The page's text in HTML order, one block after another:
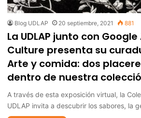
Blog UDLAP 20 septiembre, 2021 881
La UDLAP junto con
Culture presenta su
Arte y comida: dos
dentro de nuestra
A través de esta exposición virtual, la
UDLAP invita a descubrir los sabores, la